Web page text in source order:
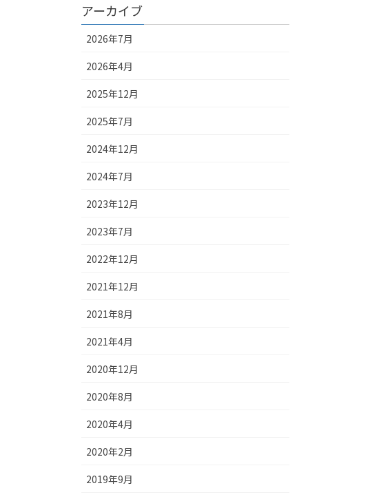
アーカイブ
2026年7月
2026年4月
2025年12月
2025年7月
2024年12月
2024年7月
2023年12月
2023年7月
2022年12月
2021年12月
2021年8月
2021年4月
2020年12月
2020年8月
2020年4月
2020年2月
2019年9月